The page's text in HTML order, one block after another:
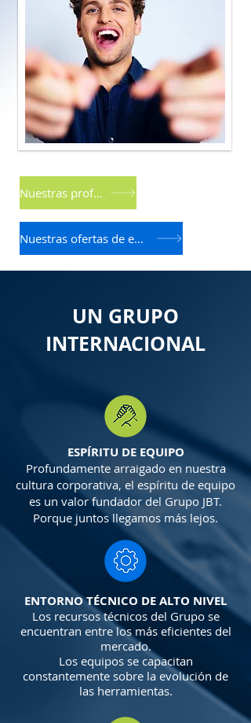
Nuestras profesiones
Nuestras ofertas de empleo
UN GRUPO
INTERNACIONAL
ESPÍRITU DE EQUIPO
Profundamente arraigado en nuestra
cultura corporativa, el espíritu de equipo
es un valor fundador del Grupo JBT.
Porque juntos llegamos más lejos.
ENTORNO TÉCNICO DE ALTO NIVEL
Los recursos técnicos del Grupo se
encuentran entre los más eficientes del
mercado.
Los equipos se capacitan
constantemente sobre la evolución de
las herramientas.